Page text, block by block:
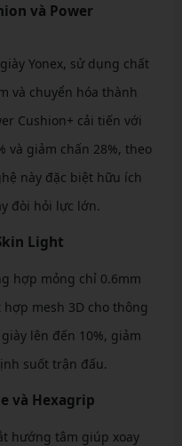
và Power
Yonex, sử dụng chất
và chuyển hóa thành
Cushion+ cải tiến với
và giảm chấn 28%, theo
này đặc biệt hữu ích
đòi hỏi lực lớn.
Light
hợp mỏng chỉ 0.6mm
mesh 3D cho thông
lên đến 10%, giảm
suốt trận đấu.
và Hexagrip
hướng tâm giúp xoay